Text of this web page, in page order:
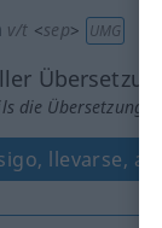
v/t <sep> UMG
die Übersetzung
llevarse,